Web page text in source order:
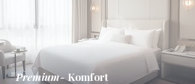
Premium-Komfort